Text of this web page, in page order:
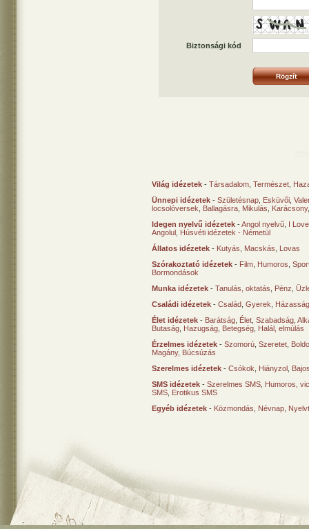
Biztonsági kód
Világ idézetek - Társadalom Természet
Ünnepi idézetek - Születésnap Esküvői
locsolóversek
Ballagásra Mikulás Karácsony
Idegen nyelvű idézetek -Angol nyelvű I
Angolul Húsvéti idézetek - Németül
Állatos idézetek - Kutyás Macskás
Lovas
Szórakoztató idézetek - Film Humoros
Bormondások
Munka idézetek - Tanulás, oktatás Pénz
Családi idézetek - Család Gyerek
Élet idézetek - Barátság Élet Szabadság
Butaság Hazugság Betegség Halál, elmúlás
Érzelmes idézetek - Szomorú Szeretet
Magány, Búcsúzás
Szerelmes idézetek - Csókok Hiányzol
SMS idézetek - Szerelmes SMS Humoros,
SMS Erotikus SMS
Egyéb idézetek - Közmondás Névnap